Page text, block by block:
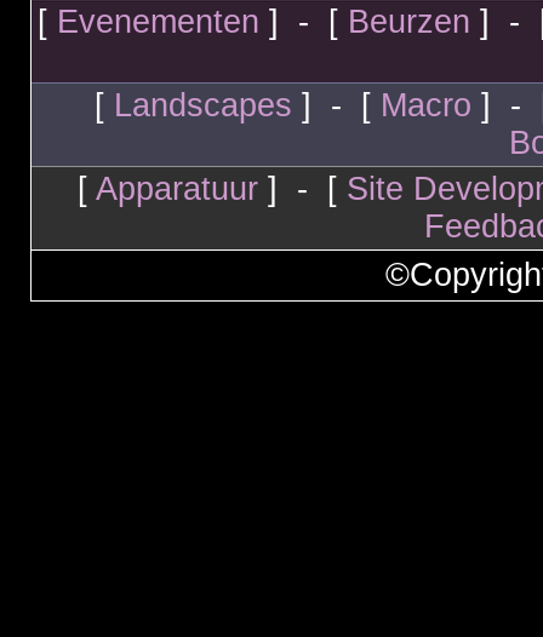
[ Evenementen ] - [ Beurzen ] -
[ Landscapes ] - [ Macro ] -
[ Apparatuur ] - [ Site